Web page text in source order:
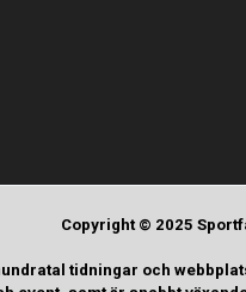
Copyright © 2025
tidningar och